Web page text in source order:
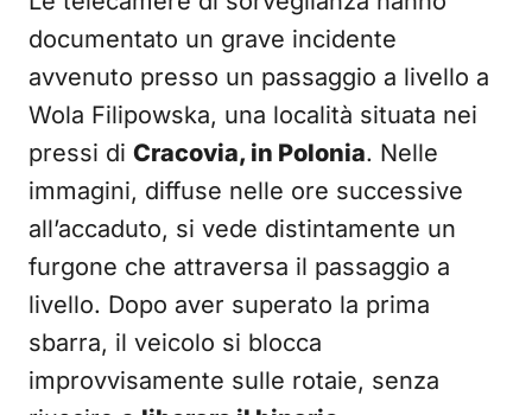
documentato un grave incidente
avvenuto presso un passaggio a livello a
Wola Filipowska, una località situata nei
pressi di Cracovia, in Polonia. Nelle
immagini, diffuse nelle ore successive
all’accaduto, si vede distintamente un
furgone che attraversa il passaggio a
livello. Dopo aver superato la prima
sbarra, il veicolo si blocca
improvvisamente sulle rotaie, senza